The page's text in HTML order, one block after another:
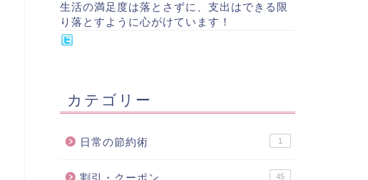
生活の満足度は落とさずに、支出はできる限
り落とすように心がけています！
カテゴリー
日常の節約術 1
割引・クーポン 45